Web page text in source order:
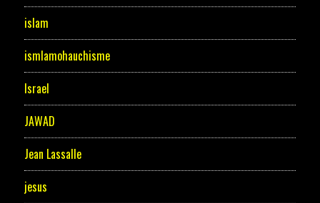
islam
ismlamohauchisme
Israel
JAWAD
Jean Lassalle
jesus